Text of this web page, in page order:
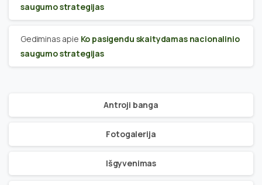
saugumo strategijas
Gediminas apie Ko pasigendu skaitydamas nacionalinio
saugumo strategijas
Antroji banga
Fotogalerija
Išgyvenimas